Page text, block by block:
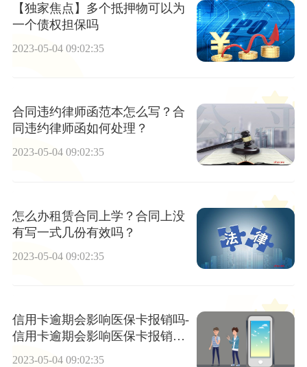
【独家焦点】多个抵押物可以为
一个债权担保吗
2023-05-04 09:02:35
合同违约律师函范本怎么写？合
同违约律师函如何处理？
2023-05-04 09:02:35
怎么办租赁合同上学？合同上没
有写一式几份有效吗？
2023-05-04 09:02:35
信用卡逾期会影响医保卡报销吗-
信用卡逾期会影响医保卡报销吗
当前关注
2023-05-04 09:02:35